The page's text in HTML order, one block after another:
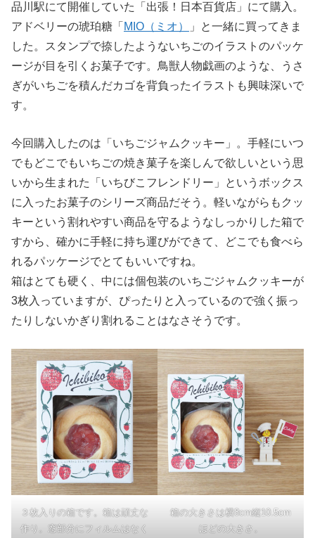
品川駅にて開催していた「出張！日本百貨店」にて購入。
アドベリーの琥珀糖「 MIO（ミオ）
」と一緒に買ってきま
した。スタンプで捺したようないちごのイラストのパッケ
ージが目を引くお菓子です。鳥獣人物戯画のような、うさ
ぎがいちごを積んだカゴを背負ったイラストも興味深いで
す。
今回購入したのは「いちごジャムクッキー」。手軽にいつ
でもどこでもいちごの焼き菓子を楽しんで欲しいという思
いから生まれた「いちびこフレンドリー」というボックス
に入ったお菓子のシリーズ商品だそう。軽いながらもクッ
キーという割れやすい商品を守るようなしっかりした箱で
すから、確かに手軽に持ち運びができて、どこでも食べら
れるパッケージでとてもいいですね。
箱はとても硬く、中には個包装のいちごジャムクッキーが
3枚入っていますが、ぴったりと入っているので強く振っ
たりしないかぎり割れることはなさそうです。
３枚入りの箱です。箱は頑丈な
作り。窓部分にフィルムはなく
箱の大きさは横8cm縦10.5cm
ほどの大きさ。